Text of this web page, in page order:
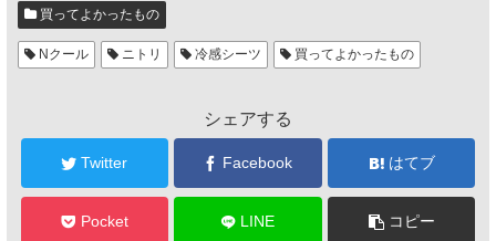
買ってよかったもの
Nクール ニトリ 冷感シーツ 買ってよかったもの
シェアする
Twitter Facebook はてブ
Pocket LINE コピー